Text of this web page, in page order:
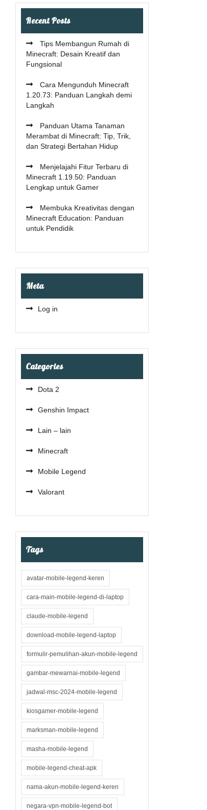
Recent Posts
Tips Membangun Rumah di
Minecraft: Desain Kreatif dan
Fungsional
Cara Mengunduh Minecraft
1.20.73: Panduan Langkah demi
Langkah
Panduan Utama Tanaman
Merambat di Minecraft: Tip, Trik,
dan Strategi Bertahan Hidup
Menjelajahi Fitur Terbaru di
Minecraft 1.19.50: Panduan
Lengkap untuk Gamer
Membuka Kreativitas dengan
Minecraft Education: Panduan
untuk Pendidik
Meta
Log in
Categories
Dota 2
Genshin Impact
Lain – lain
Minecraft
Mobile Legend
Valorant
Tags
avatar-mobile-legend-keren
cara-main-mobile-legend-di-laptop
claude-mobile-legend
download-mobile-legend-laptop
formulir-pemulihan-akun-mobile-legend
gambar-mewarnai-mobile-legend
jadwal-msc-2024-mobile-legend
kiosgamer-mobile-legend
marksman-mobile-legend
masha-mobile-legend
mobile-legend-cheat-apk
nama-akun-mobile-legend-keren
negara-vpn-mobile-legend-bot